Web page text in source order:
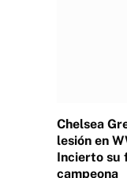
Chelsea
lesión en
Incierto su
campeona